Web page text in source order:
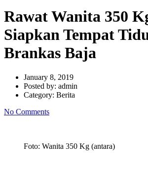
Rawat Wanita 350
Siapkan Tempat
Brankas Baja
January 8, 2019
Posted by: admin
Category: Berita
No Comments
Foto: Wanita 350 Kg (antara)